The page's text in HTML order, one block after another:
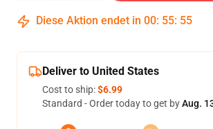
Diese Aktion endet in 00: 55: 55
Deliver to United States
Cost to ship:$6.99
Standard - Order today to get byAug.